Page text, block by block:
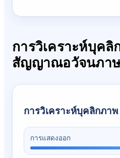
การวิเคราะห์บุคลิ
สัญญาณอวัจนภา
การวิเคราะห์บุคลิกภาพ
การแสดงออก